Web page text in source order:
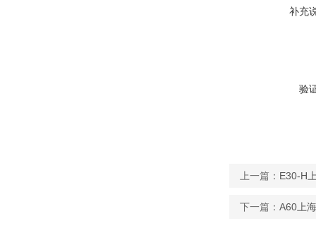
补充
验
上一篇： E30-H
下一篇： A60上